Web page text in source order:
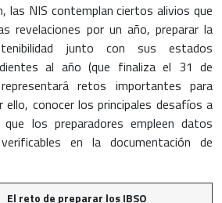
las NIS contemplan ciertos alivios que
revelaciones por un año, preparar la
junto con sus estados
al año (que finaliza el 31 de
retos importantes para
ello, conocer los principales desafíos a
los preparadores empleen datos
en la documentación de
El reto de preparar los IBSO